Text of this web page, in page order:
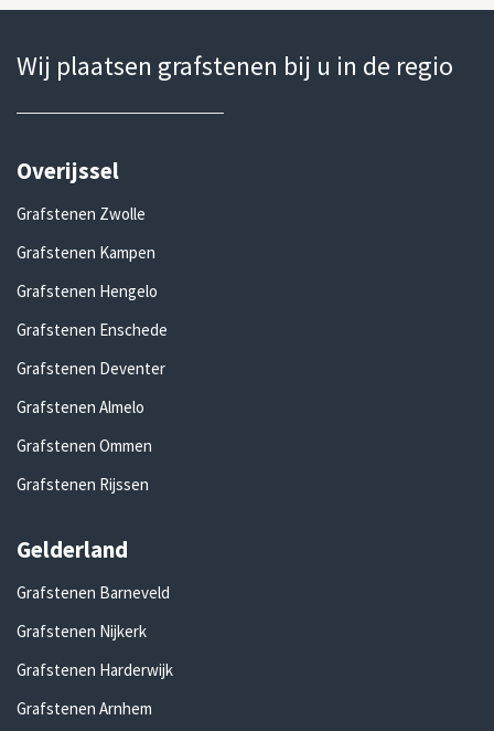
Wij plaatsen grafstenen bij u in de regio
Overijssel
Grafstenen Zwolle
Grafstenen Kampen
Grafstenen Hengelo
Grafstenen Enschede
Grafstenen Deventer
Grafstenen Almelo
Grafstenen Ommen
Grafstenen Rijssen
Gelderland
Grafstenen Barneveld
Grafstenen Nijkerk
Grafstenen Harderwijk
Grafstenen Arnhem